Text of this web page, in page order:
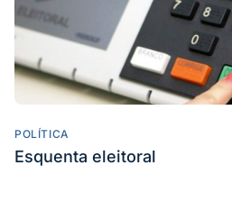
POLÍTICA
Esquenta eleitoral